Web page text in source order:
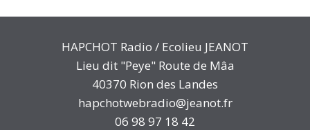
HAPCHOT Radio / Ecolieu JEANOT
Lieu dit "Peye" Route de Mâa
40370 Rion des Landes
hapchotwebradio@jeanot.fr
06 98 97 18 42